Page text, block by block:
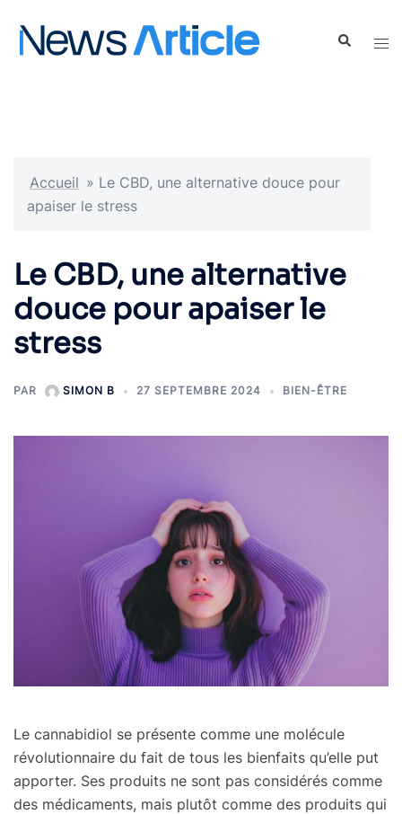
Accueil » Le CBD, une alternative douce pour
apaiser le stress
Le CBD, une alternative
douce pour apaiser le
stress
PAR SIMON B 27 SEPTEMBRE 2024 BIEN-ÊTRE
Le cannabidiol se présente comme une molécule
révolutionnaire du fait de tous les bienfaits qu’elle put
apporter. Ses produits ne sont pas considérés comme
des médicaments, mais plutôt comme des produits qui